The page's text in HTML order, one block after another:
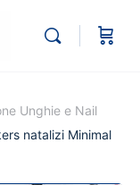
Unghie e Nail
natalizi Minimal